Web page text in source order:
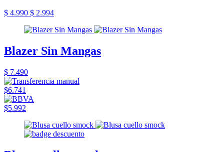
$ 4.990 $ 2.994
Blazer Sin Mangas
$ 7.490
$6.741
$5.992